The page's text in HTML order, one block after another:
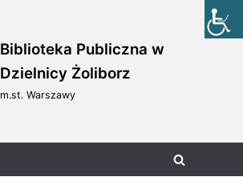
Biblioteka Publiczna w
Dzielnicy Żoliborz
m.st. Warszawy